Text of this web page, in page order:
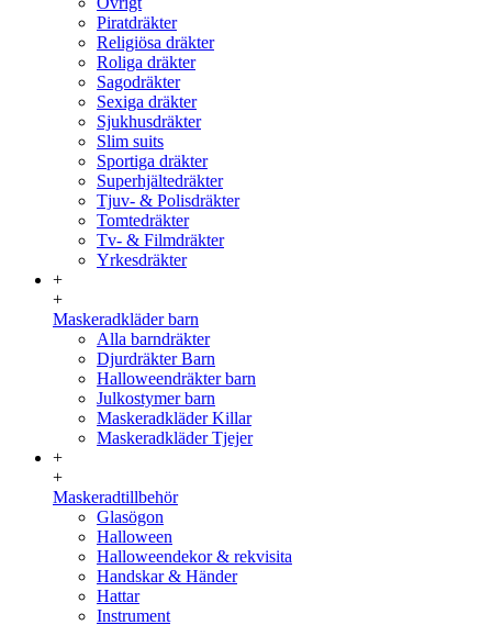
Piratdräkter
Religiösa dräkter
Roliga dräkter
Sagodräkter
Sexiga dräkter
Sjukhusdräkter
Slim suits
Sportiga dräkter
Superhjältedräkter
Tjuv- & Polisdräkter
Tomtedräkter
Tv- & Filmdräkter
Yrkesdräkter
+
+
Maskeradkläder barn
Alla barndräkter
Djurdräkter Barn
Halloweendräkter barn
Julkostymer barn
Maskeradkläder Killar
Maskeradkläder Tjejer
+
+
Maskeradtillbehör
Glasögon
Halloween
Halloweendekor & rekvisita
Handskar & Händer
Hattar
Instrument